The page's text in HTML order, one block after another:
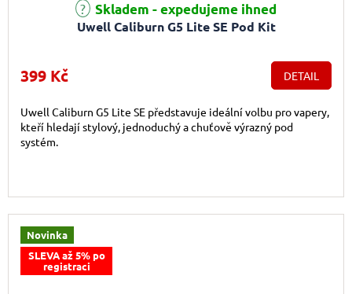
Uwell Caliburn G5 Lite SE Pod Kit
Skladem - expedujeme ihned
399 Kč DETAIL
Uwell Caliburn G5 Lite SE představuje ideální volbu pro vapery,
kteří hledají stylový, jednoduchý a chuťově výrazný pod
systém.
Novinka
SLEVA až 5% po
registraci